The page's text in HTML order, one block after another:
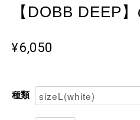
【DOBB DEEP
¥6,050
種類